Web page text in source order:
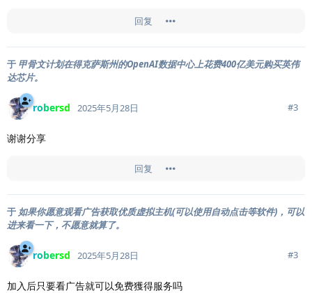
回复
于 甲骨文计划在得克萨斯州的OpenAI数据中心上花费400亿美元购买英伟
达芯片。
robersd 2025年5月28日 #3
谢谢分享
回复
于 如果你愿意观看广告获取优质虚拟主机(可以使用自动点击等软件)，可以
进来看一下，不愿意就算了。
robersd 2025年5月28日 #3
加入后只要看广告就可以免费獲得服务吗